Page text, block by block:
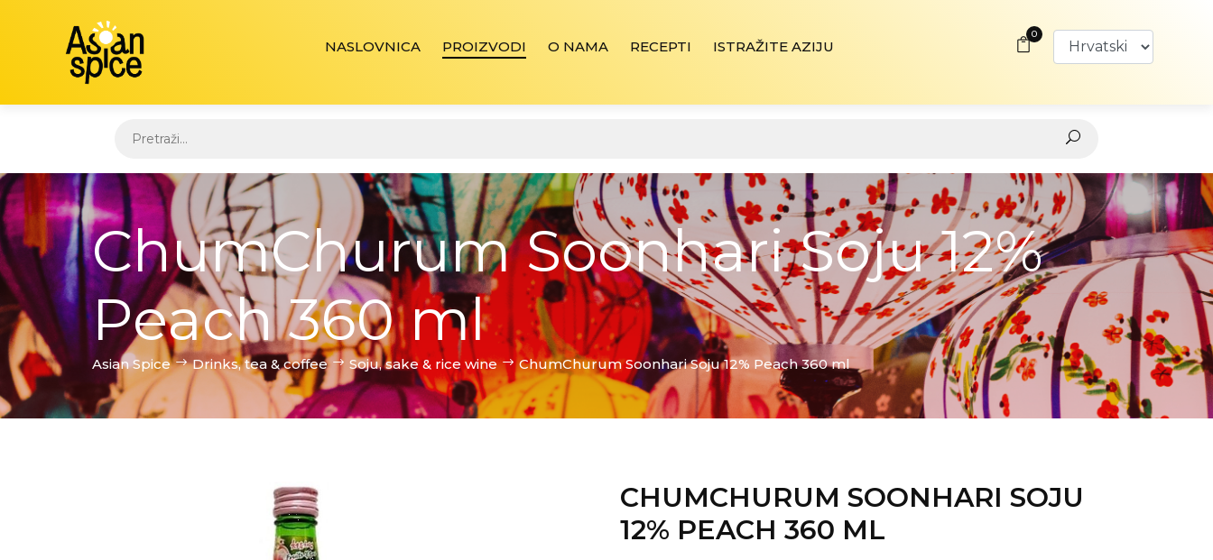
NASLOVNICA PROIZVODI O NAMA RECEPTI ISTRAŽITE AZIJU
0
ChumChurum Soonhari Soju 12%
Peach 360 ml
Asian Spice Drinks, tea & coffee Soju, sake & rice wine ChumChurum Soonhari Soju 12% Peach 360 ml
CHUMCHURUM SOONHARI SOJU
12% PEACH 360 ML